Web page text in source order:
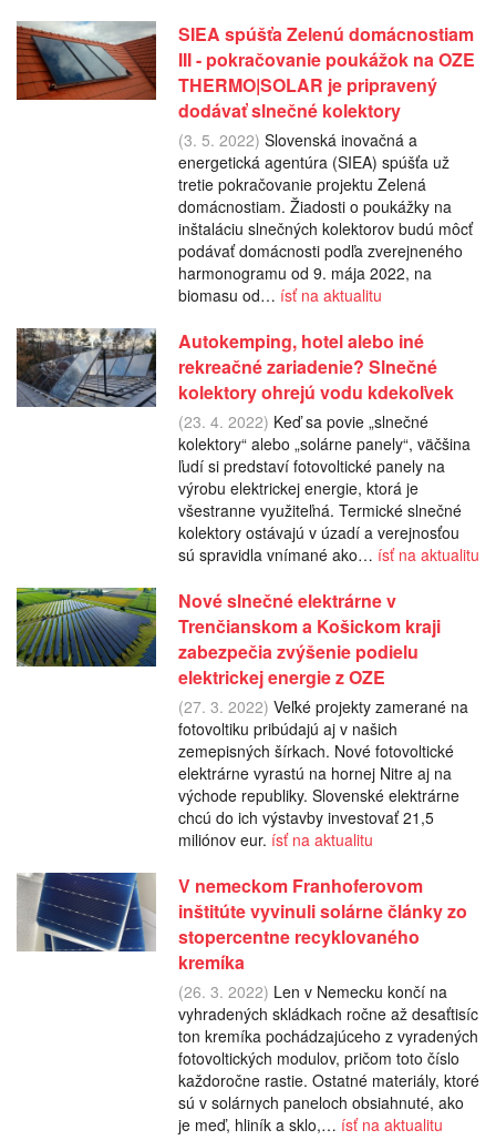
SIEA spúšťa Zelenú domácnostiam
III - pokračovanie poukážok na OZE
THERMO|SOLAR je pripravený
dodávať slnečné kolektory
(3. 5. 2022) Slovenská inovačná a
energetická agentúra (SIEA) spúšťa už
tretie pokračovanie projektu Zelená
domácnostiam. Žiadosti o poukážky na
inštaláciu slnečných kolektorov budú môcť
podávať domácnosti podľa zverejneného
harmonogramu od 9. mája 2022, na
biomasu od… ísť na aktualitu
Autokemping, hotel alebo iné
rekreačné zariadenie? Slnečné
kolektory ohrejú vodu kdekoľvek
(23. 4. 2022) Keď sa povie „slnečné
kolektory“ alebo „solárne panely“, väčšina
ľudí si predstaví fotovoltické panely na
výrobu elektrickej energie, ktorá je
všestranne využiteľná. Termické slnečné
kolektory ostávajú v úzadí a verejnosťou
sú spravidla vnímané ako… ísť na aktualitu
Nové slnečné elektrárne v
Trenčianskom a Košickom kraji
zabezpečia zvýšenie podielu
elektrickej energie z OZE
(27. 3. 2022) Veľké projekty zamerané na
fotovoltiku pribúdajú aj v našich
zemepisných šírkach. Nové fotovoltické
elektrárne vyrastú na hornej Nitre aj na
východe republiky. Slovenské elektrárne
chcú do ich výstavby investovať 21,5
miliónov eur. ísť na aktualitu
V nemeckom Franhoferovom
inštitúte vyvinuli solárne články zo
stopercentne recyklovaného
kremíka
(26. 3. 2022) Len v Nemecku končí na
vyhradených skládkach ročne až desaťtisíc
ton kremíka pochádzajúceho z vyradených
fotovoltických modulov, pričom toto číslo
každoročne rastie. Ostatné materiály, ktoré
sú v solárnych paneloch obsiahnuté, ako
je meď, hliník a sklo,… ísť na aktualitu